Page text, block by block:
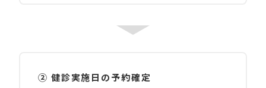
② 健診実施日の予約確定